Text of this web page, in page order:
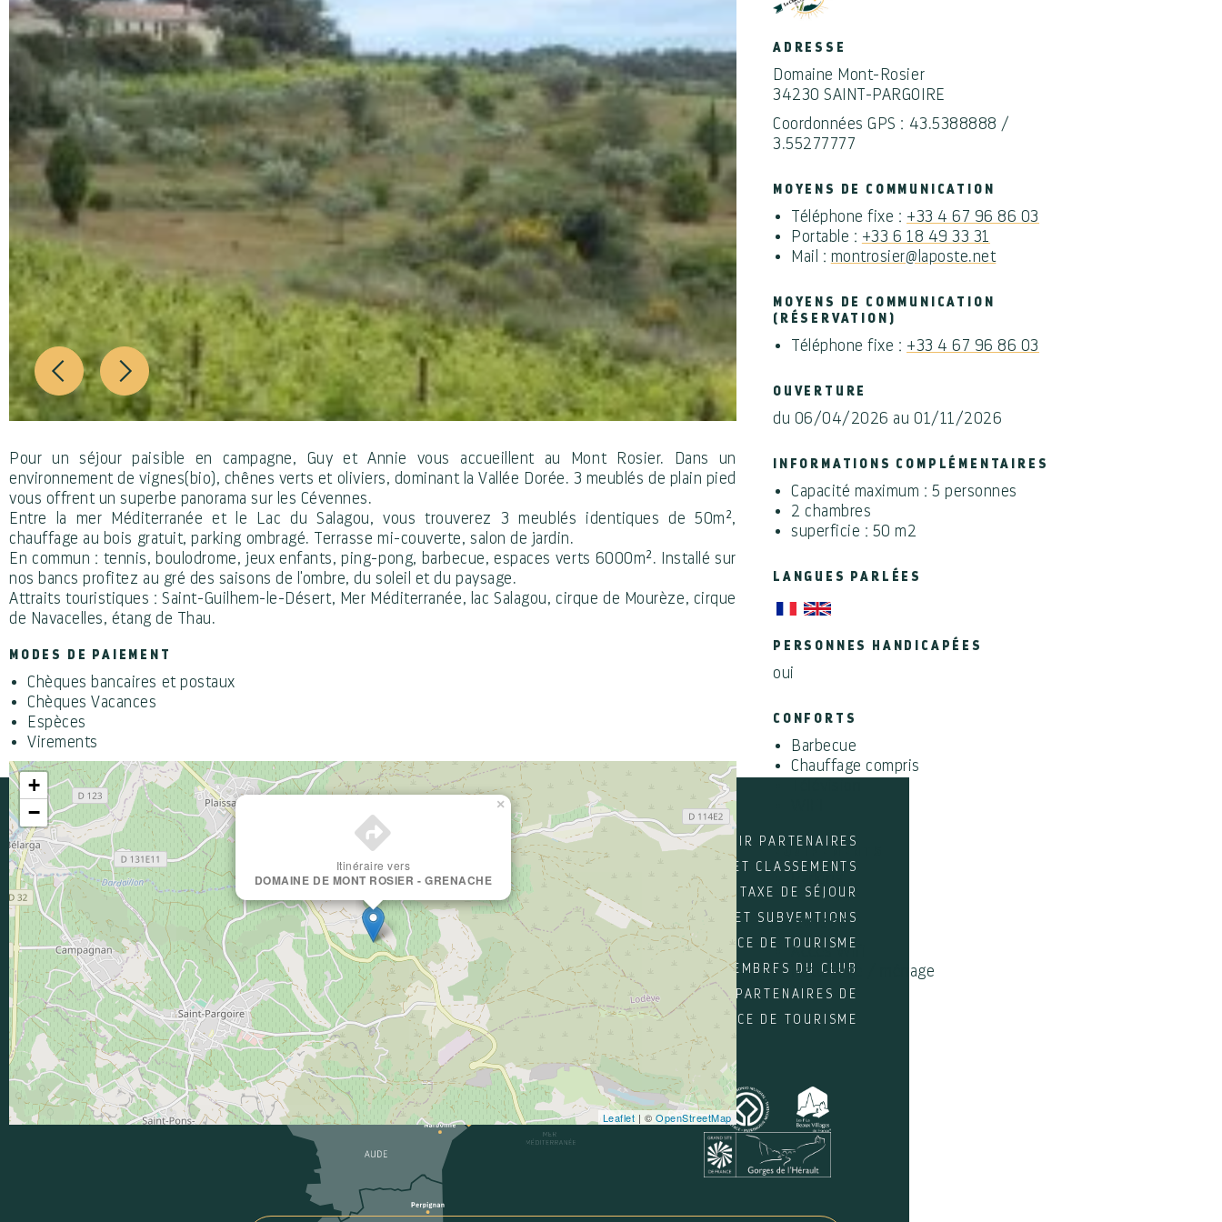
Pour un séjour paisible en campagne, Guy et Annie vous accueillent au Mont Rosier. Dans un
environnement de vignes(bio), chênes verts et oliviers, dominant la Vallée Dorée. 3 meublés de plain pied
vous offrent un superbe panorama sur les Cévennes.
Entre la mer Méditerranée et le Lac du Salagou, vous trouverez 3 meublés identiques de 50m²,
chauffage au bois gratuit, parking ombragé. Terrasse mi-couverte, salon de jardin.
En commun : tennis, boulodrome, jeux enfants, ping-pong, barbecue, espaces verts 6000m². Installé sur
nos bancs profitez au gré des saisons de l'ombre, du soleil et du paysage.
Attraits touristiques : Saint-Guilhem-le-Désert, Mer Méditerranée, lac Salagou, cirque de Mourèze, cirque
de Navacelles, étang de Thau.
MODES DE PAIEMENT
Chèques bancaires et postaux
Chèques Vacances
Espèces
Virements
Itinéraire vers
DOMAINE DE MONT ROSIER - GRENACHE
×
+
−
Leaflet | ©OpenStreetMap
ADRESSE
Domaine Mont-Rosier
34230 SAINT-PARGOIRE
Coordonnées GPS : 43.5388888 /
3.55277777
MOYENS DE COMMUNICATION
Téléphone fixe : +33 4 67 96 86 03
Portable : +33 6 18 49 33 31
Mail : montrosier@laposte.net
MOYENS DE COMMUNICATION
(RÉSERVATION)
Téléphone fixe : +33 4 67 96 86 03
OUVERTURE
du 06/04/2026 au 01/11/2026
INFORMATIONS COMPLÉMENTAIRES
Capacité maximum : 5 personnes
2 chambres
superficie : 50 m2
LANGUES PARLÉES
PERSONNES HANDICAPÉES
oui
CONFORTS
Barbecue
Chauffage compris
SERVICES
Accès Wifi
Nettoyage / ménage
Office de Tourisme
Intercommunal
Saint-Guilhem-le-
Désert
Vallée de l'Hérault
Service Partenariat
04 67 57 58 83
E-mail
partenariat@saintguilhem-
valleeherault.fr
Suivez-nous !
DEVENIR PARTENAIRES
LABELS ET CLASSEMENTS
TAXE DE SÉJOUR
AIDES ET SUBVENTIONS
L'OFFICE DE TOURISME
LES MEMBRES DU CLUB
DES PARTENAIRES DE
L'OFFICE DE TOURISME